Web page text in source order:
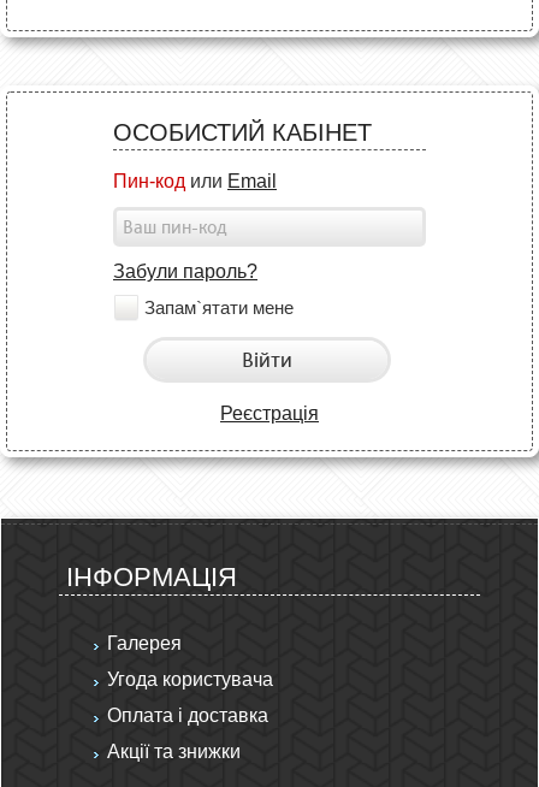
ОСОБИСТИЙ КАБІНЕТ
Пин-код или Email
Забули пароль?
Запам`ятати мене
Війти
Реєстрація
ІНФОРМАЦІЯ
Галерея
Угода користувача
Оплата і доставка
Акції та знижки